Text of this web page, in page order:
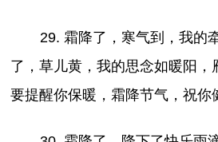
29. 霜降了，寒气到，我的
了，草儿黄，我的思念如暖阳，
要提醒你保暖，霜降节气，祝你